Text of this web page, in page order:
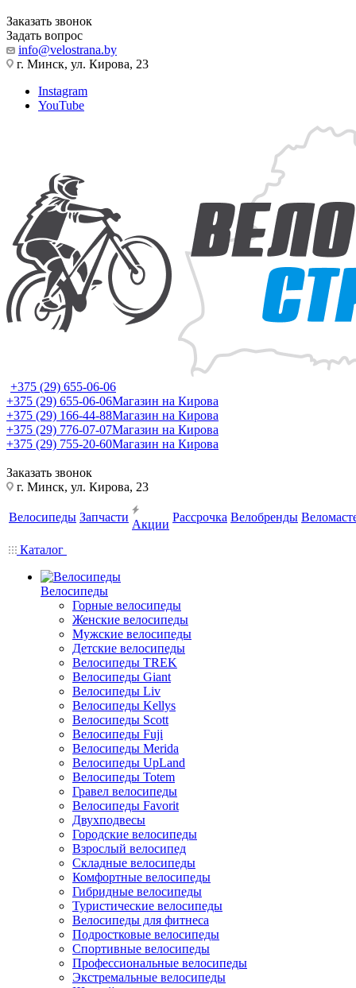
Заказать звонок
Задать вопрос
info@velostrana.by
г. Минск, ул. Кирова, 23
Instagram
YouTube
+375 (29) 655-06-06
+375 (29) 655-06-06Магазин на Кирова
+375 (29) 166-44-88Магазин на Кирова
+375 (29) 776-07-07Магазин на Кирова
+375 (29) 755-20-60Магазин на Кирова
Заказать звонок
г. Минск, ул. Кирова, 23
Велосипеды Запчасти
Акции
Рассрочка Велобренды
Каталог
Велосипеды
Горные велосипеды
Женские велосипеды
Мужские велосипеды
Детские велосипеды
Велосипеды TREK
Велосипеды Giant
Велосипеды Liv
Велосипеды Kellys
Велосипеды Scott
Велосипеды Fuji
Велосипеды Merida
Велосипеды UpLand
Велосипеды Totem
Гравел велосипеды
Велосипеды Favorit
Двухподвесы
Городские велосипеды
Взрослый велосипед
Складные велосипеды
Комфортные велосипеды
Гибридные велосипеды
Туристические велосипеды
Велосипеды для фитнеса
Подростковые велосипеды
Спортивные велосипеды
Профессиональные велосипеды
Экстремальные велосипеды